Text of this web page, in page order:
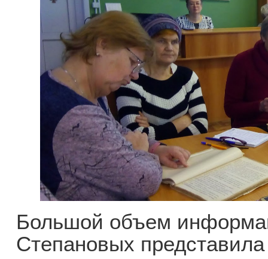
Большой объем
Степановых